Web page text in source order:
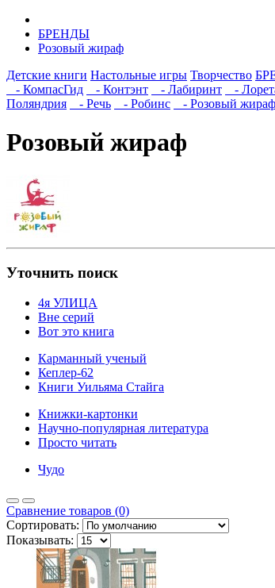
БРЕНДЫ
Розовый жираф
Детские книги Настольные игры Творчество
- КомпасГид
- Контэнт - Лабиринт -
Поляндрия
- Речь - Робинс - Розовый жираф
Розовый жираф
Уточнить поиск
4я УЛИЦА
Вне серий
Вот это книга
Карманный ученый
Кеплер-62
Книги Уильяма Стайга
Книжки-картонки
Научно-популярная литература
Просто читать
Чудо
Сравнение товаров (0)
Сортировать:
Показывать: